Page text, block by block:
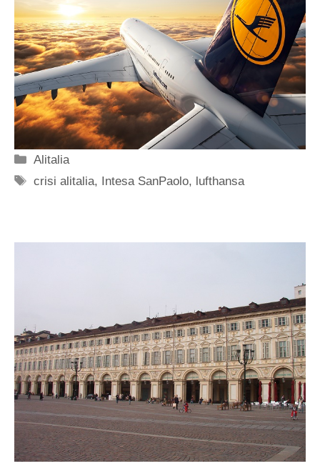
Categorie
Alitalia
Tag
crisi alitalia, Intesa SanPaolo, lufthansa